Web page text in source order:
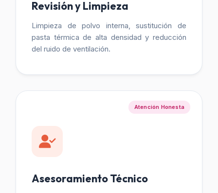
Revisión y Limpieza
Limpieza de polvo interna, sustitución de
pasta térmica de alta densidad y reducción
del ruido de ventilación.
Atención Honesta
Asesoramiento Técnico